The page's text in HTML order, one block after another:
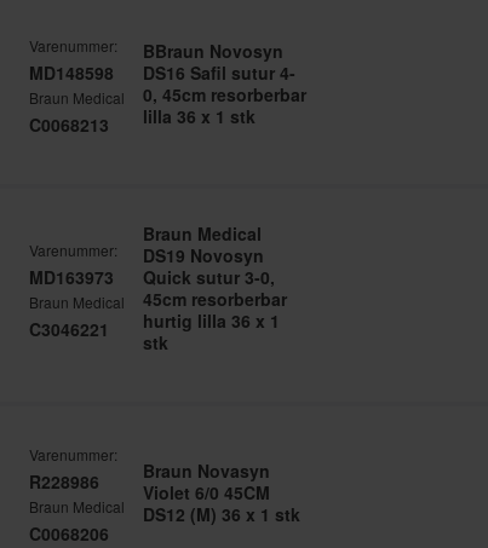
Varenummer:
MD148598
Braun Medical
C0068213
BBraun Novosyn
DS16 Safil sutur 4-
0, 45cm resorberbar
lilla 36 x 1 stk
Varenummer:
MD163973
Braun Medical
C3046221
Braun Medical
DS19 Novosyn
Quick sutur 3-0,
45cm resorberbar
hurtig lilla 36 x 1
stk
Varenummer:
R228986
Braun Medical
C0068206
Braun Novasyn
Violet 6/0 45CM
DS12 (M) 36 x 1 stk